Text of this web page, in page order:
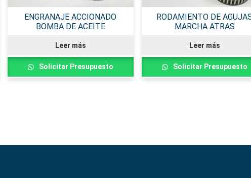
ENGRANAJE ACCIONADO
BOMBA DE ACEITE
Leer más
Solicitar Presupuesto
RODAMIENTO DE
MARCHA ATRAS
Leer más
Solicitar Presupuesto